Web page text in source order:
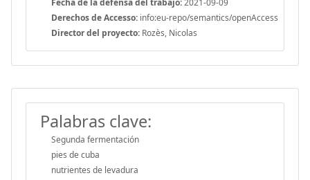
Fecha de la defensa del trabajo:2021-09-09
Derechos de Accesso: info:eu-repo/semantics/openAccess
Director del proyecto: Rozès, Nicolas
Palabras clave:
Segunda fermentación
pies de cuba
nutrientes de levadura